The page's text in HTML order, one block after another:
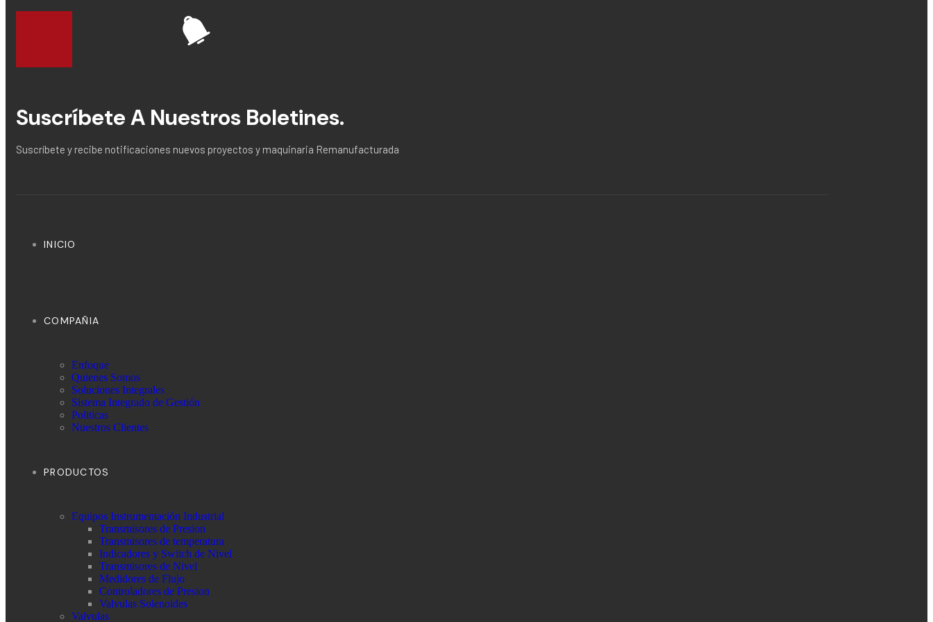
Suscríbete A Nuestros Boletines.
Suscríbete y recibe notificaciones nuevos proyectos y maquinaria Remanufacturada
INICIO
COMPAÑIA
Enfoque
Quienes Somos
Soluciones Integrales
Sistema Integrado de Gestión
Politicas
Nuestros Clientes
PRODUCTOS
Equipos Instrumentación Industrial
Transmisores de Presion
Transmisores de temperatura
Indicadores y Switch de Nivel
Transmisores de Nivel
Medidores de Flujo
Controladores de Presion
Valvulas Solenoides
Valvulas